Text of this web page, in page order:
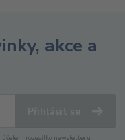
akce a
rozesílky newsletteru.